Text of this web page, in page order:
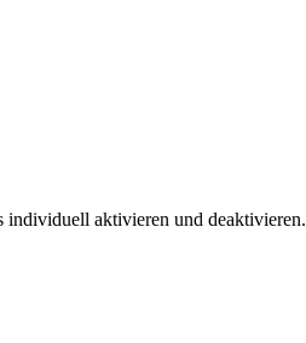
individuell aktivieren und deaktivieren.